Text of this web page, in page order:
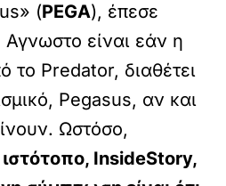
(PEGA), έπεσε
είναι εάν η
το Predator, διαθέτει
Pegasus, αν και
Ωστόσο,
InsideStory,